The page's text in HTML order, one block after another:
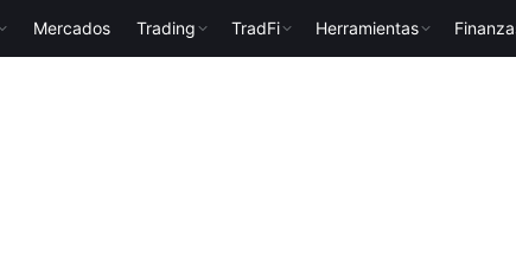
Mercados Trading TradFi Herramientas